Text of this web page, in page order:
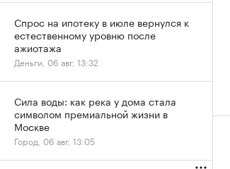
Спрос на ипотеку в июле вернулся к
естественному уровню после
ажиотажа
Деньги, 06 авг, 13:32
Сила воды: как река у дома стала
символом премиальной жизни в
Москве
Город, 06 авг, 13:05